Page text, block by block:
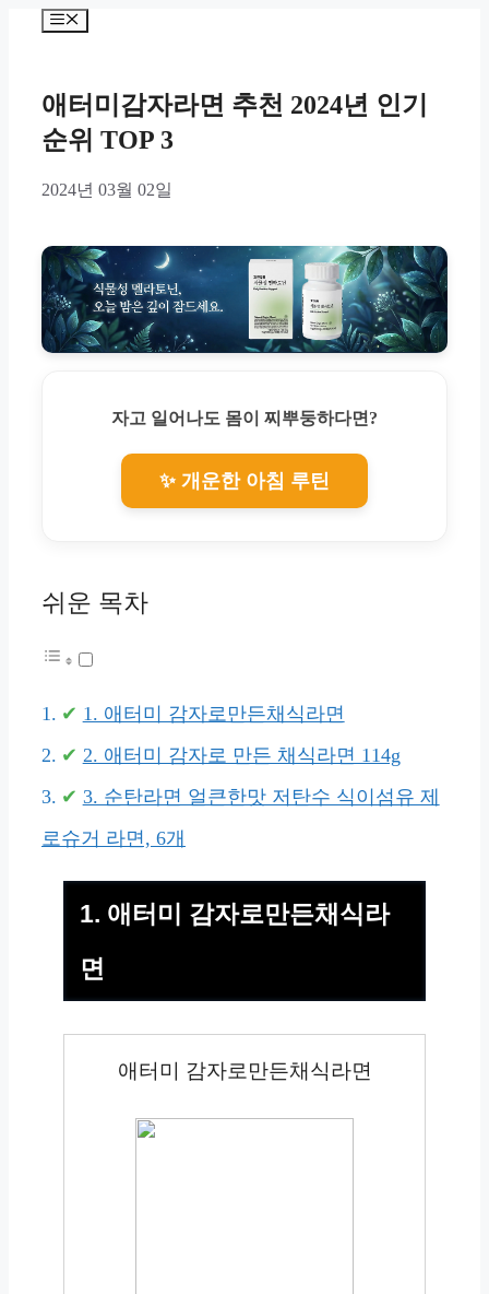
Menu
애터미감자라면 추천 2024년 인기
순위 TOP 3
2024년 03월 02일
자고 일어나도 몸이 찌뿌둥하다면?
✨ 개운한 아침 루틴
쉬운 목차
1. 애터미 감자로만든채식라면
2. 애터미 감자로 만든 채식라면 114g
3. 순탄라면 얼큰한맛 저탄수 식이섬유 제
로슈거 라면, 6개
1. 애터미 감자로만든채식라
면
애터미 감자로만든채식라면